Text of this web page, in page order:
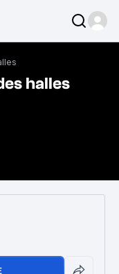
halles